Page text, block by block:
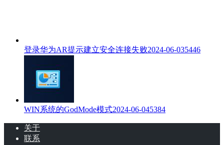
登录华为AR提示建立安全连接失败2024-06-035446
WIN系统的GodMode模式2024-06-045384
关于
联系